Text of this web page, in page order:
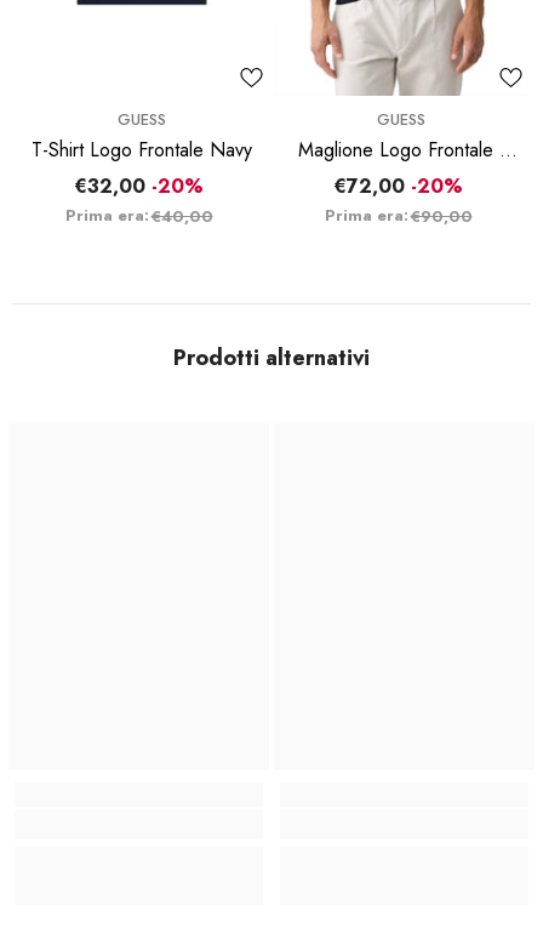
GUESS
T-Shirt Logo Frontale Navy
€32,00 -20%
Prima era:€40,00
GUESS
Maglione Logo Frontale -
Navy
€72,00 -20%
Prima era:€90,00
Prodotti alternativi